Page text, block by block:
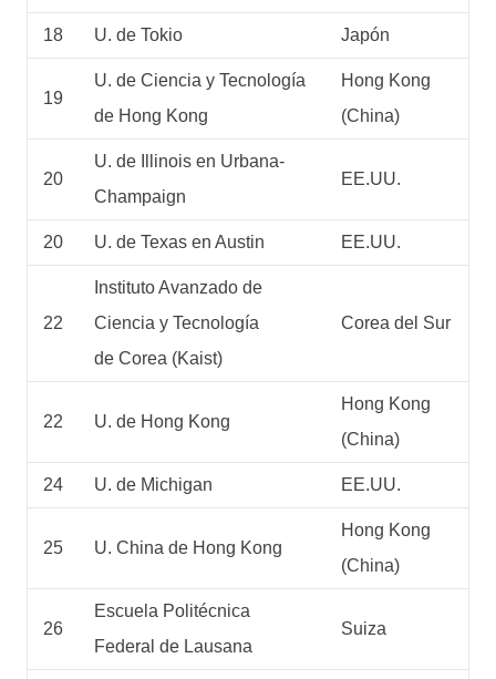
18 U. de Tokio Japón
19
U. de Ciencia y Tecnología
de Hong Kong
Hong Kong
(China)
20
U. de Illinois en Urbana-
Champaign
EE.UU.
20 U. de Texas en Austin EE.UU.
22
Instituto Avanzado de
Ciencia y Tecnología
de Corea (Kaist)
Corea del Sur
22 U. de Hong Kong
Hong Kong
(China)
24 U. de Michigan EE.UU.
25 U. China de Hong Kong
Hong Kong
(China)
26
Escuela Politécnica
Federal de Lausana
Suiza